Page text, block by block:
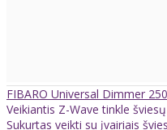
FIBARO Universal Dimmer
Veikiantis Z-Wave tinkle
Sukurtas veikti su įvairiais